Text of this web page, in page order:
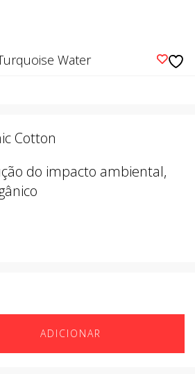
Water
Cotton
do impacto ambiental,
ADICIONAR